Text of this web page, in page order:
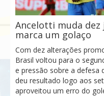
Ancelotti muda dez
marca um golaço
Com dez alterações
Brasil voltou para o
e pressão sobre a defesa
deu resultado logo aos
aproveitou um erro do